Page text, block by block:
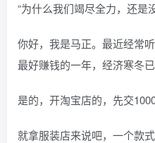
“为什么我们竭尽全力，还是
你好，我是马正。最近经常
最好赚钱的一年，经济寒冬
是的，开淘宝店的，先交
就拿服装店来说吧，一个款